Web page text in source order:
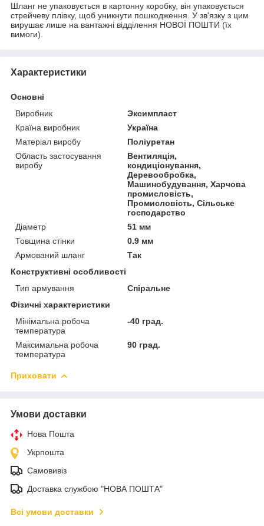
Шланг не упаковується в картонну коробку, він упаковується
стрейчеву плівку, щоб уникнути пошкодження. У зв'язку з цим
вирушає лише на вантажні відділення НОВОЇ ПОШТИ (їх
вимоги).
Характеристики
Основні
Виробник
Эксимпласт
Країна виробник
Україна
Матеріал виробу
Поліуретан
Область застосування
виробу
Вентиляція,
кондиціонування,
Деревообробка,
Машинобудування, Харчова
промисловість,
Промисловість, Сільське
господарство
Діаметр
51 мм
Товщина стінки
0.9 мм
Армований шланг
Так
Конструктивні особливості
Тип армування
Спіральне
Фізичні характеристики
Мінімальна робоча
температура
-40 град.
Максимальна робоча
температура
90 град.
Приховати
Умови доставки
Нова Пошта
Укрпошта
Самовивіз
Доставка службою "НОВА ПОШТА"
Всі умови доставки